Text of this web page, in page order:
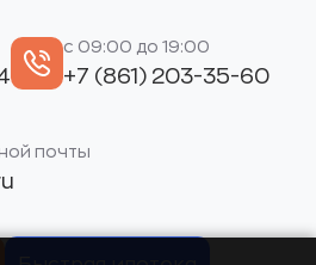
с 09:00 до 19:00
+7 (861) 203-35-60
почты